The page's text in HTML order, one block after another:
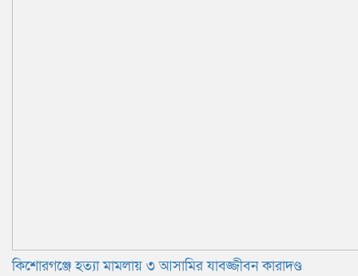
কিশোরগঞ্জে হত্যা মামলায় ৩ আসামির যাবজ্জীবন কারাদণ্ড